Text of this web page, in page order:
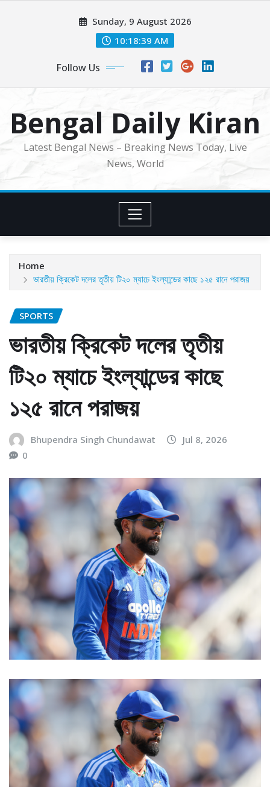
Sunday, 9 August 2026
10:18:41 AM
Follow Us
Bengal Daily Kiran
Latest Bengal News – Breaking News Today, Live
News, World
Home
ভারতীয় ক্রিকেট দলের তৃতীয় টি২০ ম্যাচে ইংল্যান্ডের কাছে ১২৫ রানে পরাজয়
SPORTS
ভারতীয় ক্রিকেট দলের তৃতীয়
টি২০ ম্যাচে ইংল্যান্ডের কাছে
১২৫ রানে পরাজয়
Bhupendra Singh Chundawat
Jul 8, 2026
0